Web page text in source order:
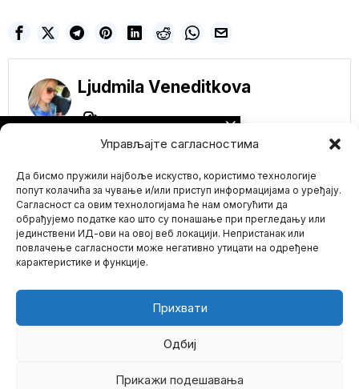
Управљајте сагласностима
Да бисмо пружили најбоље искуство, користимо технологије
попут колачића за чување и/или приступ информацијама о уређају.
Сагласност са овим технологијама ће нам омогућити да
обрађујемо податке као што су понашање при прегледању или
јединствени ИД-ови на овој веб локацији. Непристанак или
повлачење сагласности може негативно утицати на одређене
карактеристике и функције.
Прихвати
Одбиј
Прикажи подешавања
Ljudmila Veneditkova
Mario zna Youtube
2026- Sva prava zadržana.
NE PROPUSTITE
U TUNISU SITUACIJA
IZMAKNE KONTROLI!
STRANE SILE ŽELJNE
DA SE UMEŠAJU
NAKON POČETKA
VELIKE KRIZE U TOJ
ZEMLJI
U onome što vodeće
političke stranke u Tunisu
Meksiko vraća „Božji
sat“! Ukidaju
pomeranje vremena
jer šteti zdravlju ljudi
Obrador predložio je